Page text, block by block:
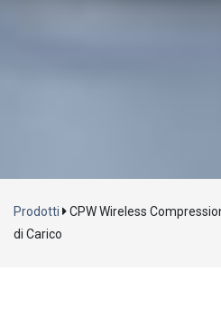
Prodotti
CPW Wireless
di Carico